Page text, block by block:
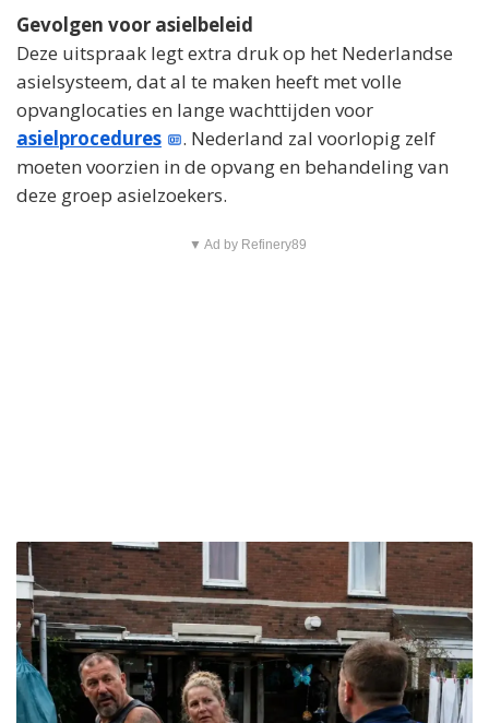
Gevolgen voor asielbeleid
Deze uitspraak legt extra druk op het Nederlandse
asielsysteem, dat al te maken heeft met volle
opvanglocaties en lange wachttijden voor
asielprocedures
. Nederland zal voorlopig zelf
moeten voorzien in de opvang en behandeling van
deze groep asielzoekers.
▼ Ad by Refinery89